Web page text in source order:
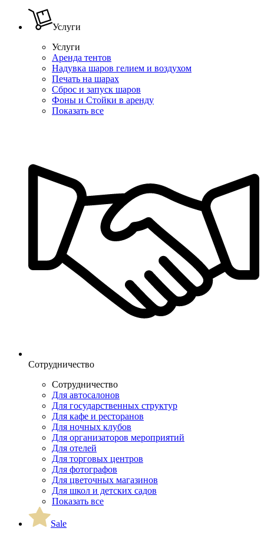
Услуги
Услуги
Аренда тентов
Надувка шаров гелием и воздухом
Печать на шарах
Сброс и запуск шаров
Фоны и Стойки в аренду
Показать все
Сотрудничество
Сотрудничество
Для автосалонов
Для государственных структур
Для кафе и ресторанов
Для ночных клубов
Для организаторов мероприятий
Для отелей
Для торговых центров
Для фотографов
Для цветочных магазинов
Для школ и детских садов
Показать все
Sale